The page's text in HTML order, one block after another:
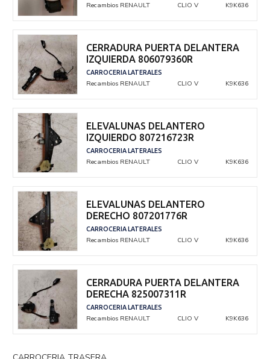
Recambios RENAULT CLIO V K9K636
CERRADURA PUERTA DELANTERA
IZQUIERDA 806079360R
CARROCERIA LATERALES
Recambios RENAULT CLIO V K9K636
ELEVALUNAS DELANTERO
IZQUIERDO 807216723R
CARROCERIA LATERALES
Recambios RENAULT CLIO V K9K636
ELEVALUNAS DELANTERO
DERECHO 807201776R
CARROCERIA LATERALES
Recambios RENAULT CLIO V K9K636
CERRADURA PUERTA DELANTERA
DERECHA 825007311R
CARROCERIA LATERALES
Recambios RENAULT CLIO V K9K636